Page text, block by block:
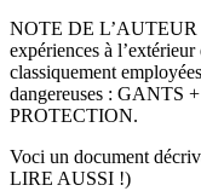
NOTE DE L’AUTEUR
expériences à
classiquement
dangereuses : GANTS
PROTECTION.
Voci un document
LIRE AUSSI !)